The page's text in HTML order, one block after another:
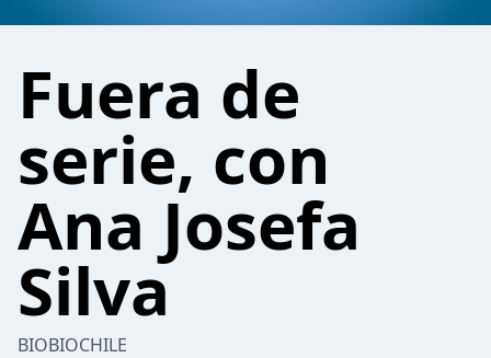
Fuera de
serie, con
Ana Josefa
Silva
BIOBIOCHILE